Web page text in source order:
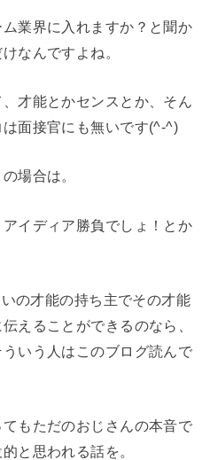
業界に入れますか？と聞か
なんですよね。
才能とかセンスとか、そん
面接官にも無いです(^-^)
場合は。
イディア勝負でしょ！とか
の才能の持ち主でその才能
えることができるのなら、
いう人はこのブログ読んで
もただのおじさんの本音で
と思われる話を。